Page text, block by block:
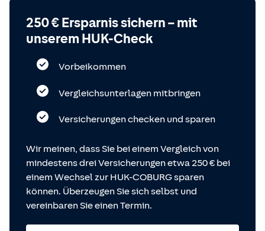
250 € Ersparnis sichern – mit
unserem HUK-Check
Vorbeikommen
Vergleichsunterlagen mitbringen
Versicherungen checken und sparen
Wir meinen, dass Sie bei einem Vergleich von
mindestens drei Versicherungen etwa 250 € bei
einem Wechsel zur HUK-COBURG sparen
können. Überzeugen Sie sich selbst und
vereinbaren Sie einen Termin.